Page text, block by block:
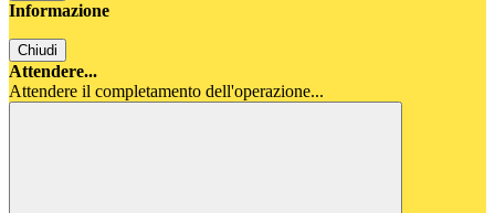
Informazione
Chiudi
Attendere...
Attendere il completamento dell'operazione...